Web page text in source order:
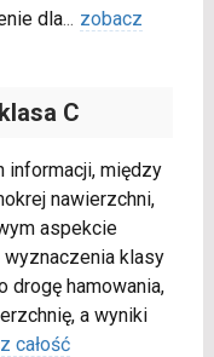
dla... zobacz
klasa C
informacji, między
nawierzchni,
aspekcie
klasy
drogę hamowania,
a wyniki
całość